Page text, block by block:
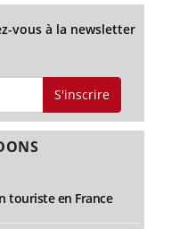
vous à la newsletter
S'inscrire
touriste en France